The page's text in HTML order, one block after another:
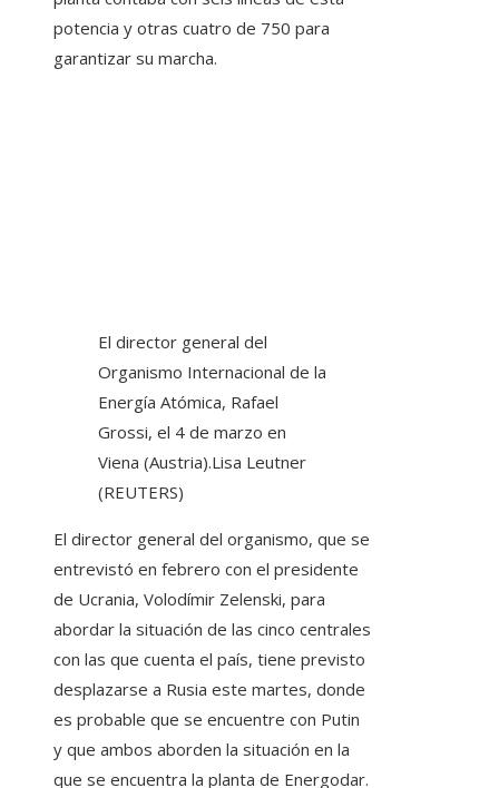
potencia y otras cuatro de 750 para
garantizar su marcha.
El director general del
Organismo Internacional de la
Energía Atómica, Rafael
Grossi, el 4 de marzo en
Viena (Austria).Lisa Leutner
(REUTERS)
El director general del organismo, que se
entrevistó en febrero con el presidente
de Ucrania, Volodímir Zelenski, para
abordar la situación de las cinco centrales
con las que cuenta el país, tiene previsto
desplazarse a Rusia este martes, donde
es probable que se encuentre con Putin
y que ambos aborden la situación en la
que se encuentra la planta de Energodar.